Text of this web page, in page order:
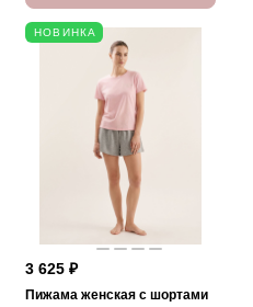
НОВИНКА
3 625 ₽
Пижама женская с шортами